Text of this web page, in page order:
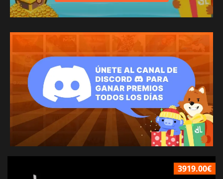
3919.00€